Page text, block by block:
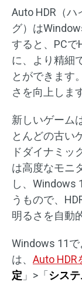
Auto HDR（
グ）は
すると、PCで
に、より精細
とができます
さを向上しま
新しいゲーム
とんどの古い
ドダイナミッ
は高度なモニ
し、Windows
うもので、
明るさを自動
Windows 11
は、 Auto HDR
定 」>「 シス